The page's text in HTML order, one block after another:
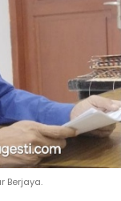
Berjaya.